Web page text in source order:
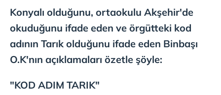
Konyalı olduğunu, ortaokulu Akşehir'de
okuduğunu ifade eden ve örgütteki kod
adının Tarık olduğunu ifade eden Binbaşı
O.K'nın açıklamaları özetle şöyle:
"KOD ADIM TARIK"